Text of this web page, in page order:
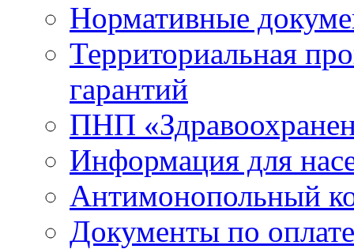
Нормативные
Территориальная
гарантий
ПНП
Информация для
Антимонопольный
Документы по